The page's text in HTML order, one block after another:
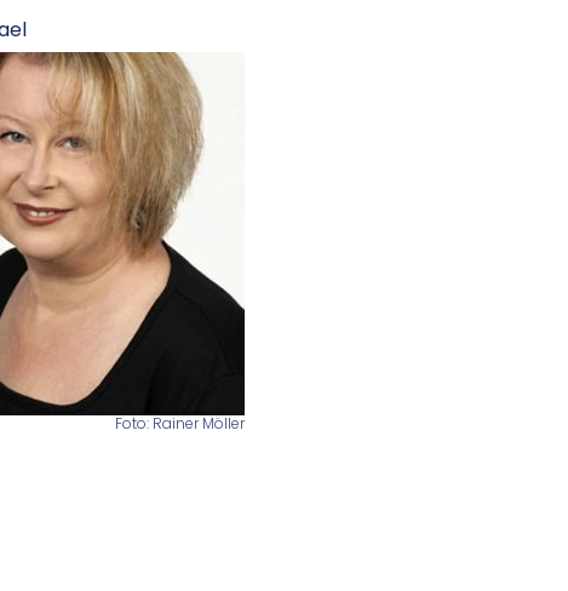
Foto: Rainer Möller